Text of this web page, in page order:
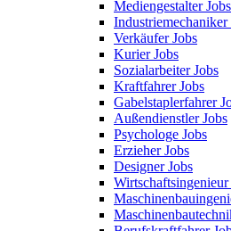
Mediengestalter Jobs
Industriemechaniker
Verkäufer Jobs
Kurier Jobs
Sozialarbeiter Jobs
Kraftfahrer Jobs
Gabelstaplerfahrer
Außendienstler Jobs
Psychologe Jobs
Erzieher Jobs
Designer Jobs
Wirtschaftsingenieur